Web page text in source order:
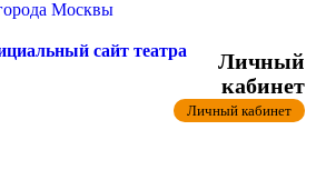
Москвы
сайт театра
Личный
кабинет
Личный кабинет